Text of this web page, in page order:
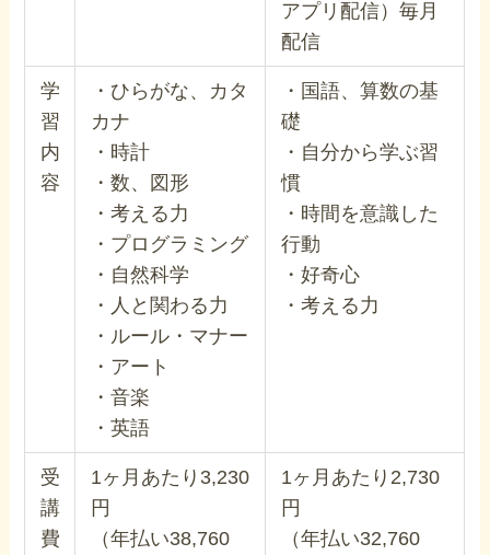
アプリ配信）毎月
配信
学
習
内
容
・ひらがな、カタ
カナ
・時計
・数、図形
・考える力
・プログラミング
・自然科学
・人と関わる力
・ルール・マナー
・アート
・音楽
・英語
・国語、算数の基
礎
・自分から学ぶ習
慣
・時間を意識した
行動
・好奇心
・考える力
受
講
費
1ヶ月あたり3,230
円
（年払い38,760
1ヶ月あたり2,730
円
（年払い32,760